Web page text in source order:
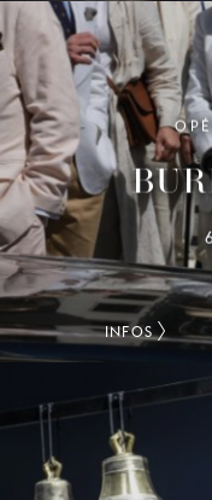
6
INFOS